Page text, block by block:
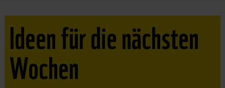
Ideen für die nächsten
Wochen